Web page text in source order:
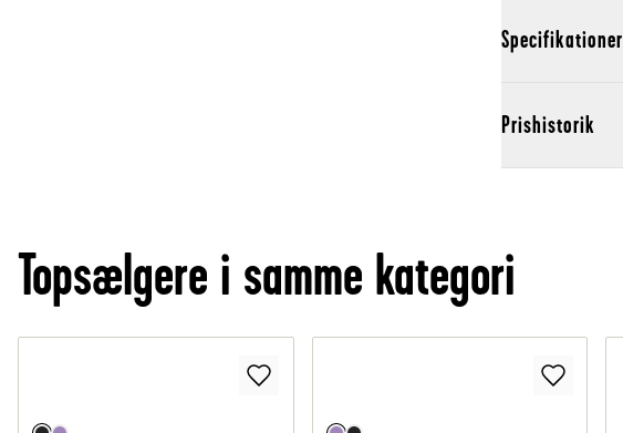
Specifikationer
Prishistorik
Topsælgere i samme kategori